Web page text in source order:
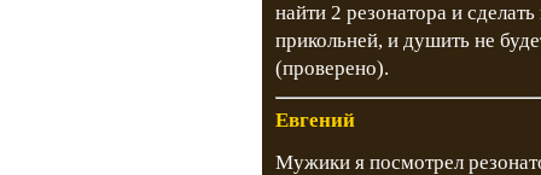
найти 2 резонатора и
прикольней, и душить не
(проверено).
Евгений
Мужики я посмотрел